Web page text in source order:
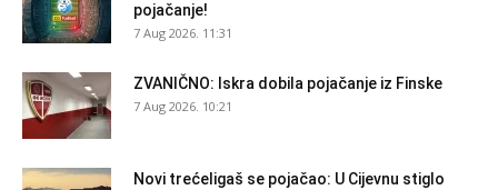
pojačanje!
7 Aug 2026. 11:31
ZVANIČNO: Iskra dobila pojačanje iz Finske
7 Aug 2026. 10:21
Novi trećeligaš se pojačao: U Cijevnu stiglo